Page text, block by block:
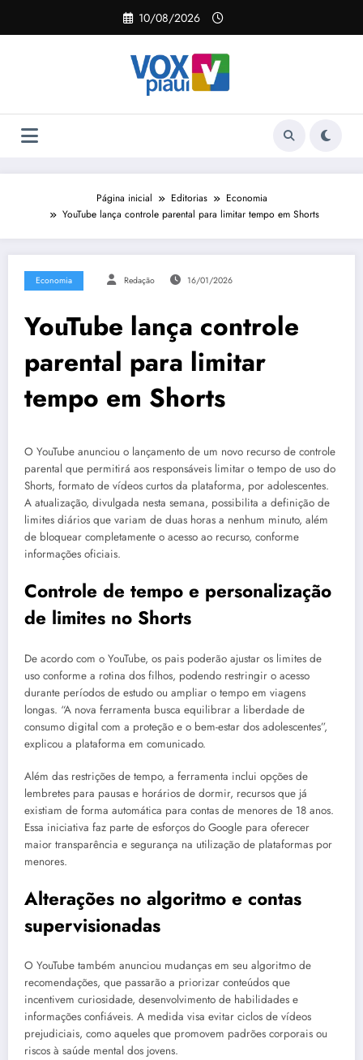
o
10/08/2026
Página inicial Editorias
Economia
YouTube lança controle parental para limitar tempo em Shorts
Economia Redação 16/01/2026
YouTube lança controle
parental para limitar
tempo em Shorts
O YouTube anunciou o lançamento de um novo recurso de controle
parental que permitirá aos responsáveis limitar o tempo de uso do
Shorts, formato de vídeos curtos da plataforma, por adolescentes.
A atualização, divulgada nesta semana, possibilita a definição de
limites diários que variam de duas horas a nenhum minuto, além
de bloquear completamente o acesso ao recurso, conforme
informações oficiais.
Controle de tempo e personalização
de limites no Shorts
De acordo com o YouTube, os pais poderão ajustar os limites de
uso conforme a rotina dos filhos, podendo restringir o acesso
durante períodos de estudo ou ampliar o tempo em viagens
longas. “A nova ferramenta busca equilibrar a liberdade de
consumo digital com a proteção e o bem-estar dos adolescentes”,
explicou a plataforma em comunicado.
Além das restrições de tempo, a ferramenta inclui opções de
lembretes para pausas e horários de dormir, recursos que já
existiam de forma automática para contas de menores de 18 anos.
Essa iniciativa faz parte de esforços do Google para oferecer
maior transparência e segurança na utilização de plataformas por
menores.
Alterações no algoritmo e contas
supervisionadas
O YouTube também anunciou mudanças em seu algoritmo de
recomendações, que passarão a priorizar conteúdos que
incentivem curiosidade, desenvolvimento de habilidades e
informações confiáveis. A medida visa evitar ciclos de vídeos
prejudiciais, como aqueles que promovem padrões corporais ou
riscos à saúde mental dos jovens.